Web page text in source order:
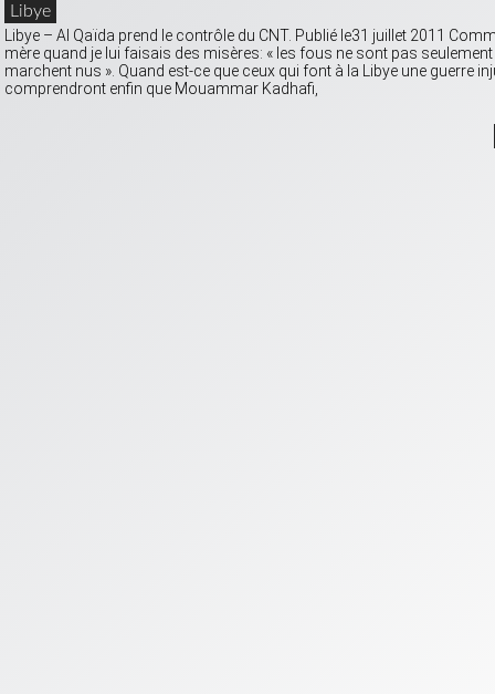
Libye
Libye – Al Qaïda prend le contrôle du CNT. Publié le31 juillet 2011
mère quand je lui faisais des misères: « les fous ne sont pas
marchent nus ». Quand est-ce que ceux qui font à la Libye une guerre
comprendront enfin que Mouammar Kadhafi,